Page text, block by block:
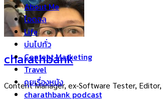
About Me
ไอดอล
Life
บ่นไปทั่ว
Content Marketing
Travel
คุยเรื่องหนัง
charathbank podcast
charathbank
Content Manager, ex-Software Tester,